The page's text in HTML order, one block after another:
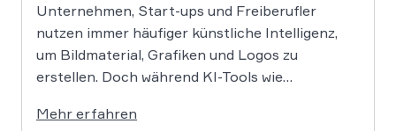
Unternehmen, Start-ups und Freiberufler
nutzen immer häufiger künstliche Intelligenz,
um Bildmaterial, Grafiken und Logos zu
erstellen. Doch während KI-Tools wie
Sekundenschnelle beeindruckende Ergebnisse
Mehr erfahren